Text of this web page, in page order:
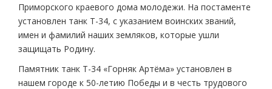
Приморского краевого дома молодежи. На постаменте
установлен танк Т-34, с указанием воинских званий,
имен и фамилий наших земляков, которые ушли
защищать Родину.
Памятник танк Т-34 «Горняк Артёма» установлен в
нашем городе к 50-летию Победы и в честь трудового